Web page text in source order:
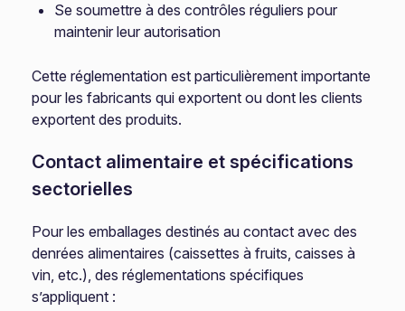
Se soumettre à des contrôles réguliers pour
maintenir leur autorisation
Cette réglementation est particulièrement importante
pour les fabricants qui exportent ou dont les clients
exportent des produits.
Contact alimentaire et spécifications
sectorielles
Pour les emballages destinés au contact avec des
denrées alimentaires (caissettes à fruits, caisses à
vin, etc.), des réglementations spécifiques
s’appliquent :